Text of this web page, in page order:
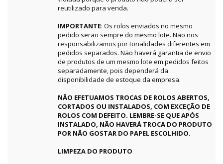
reutilizado para venda.
IMPORTANTE: Os rolos enviados no mesmo
pedido serão sempre do mesmo lote. Não nos
responsabilizamos por tonalidades diferentes em
pedidos separados. Não haverá garantia de envio
de produtos de um mesmo lote em pedidos feitos
separadamente, pois dependerá da
disponibilidade de estoque da empresa.
NÃO EFETUAMOS TROCAS DE ROLOS ABERTOS,
CORTADOS OU INSTALADOS, COM EXCEÇÃO DE
ROLOS COM DEFEITO. LEMBRE-SE QUE APÓS
INSTALADO, NÃO HAVERÁ TROCA DO PRODUTO
POR NÃO GOSTAR DO PAPEL ESCOLHIDO.
LIMPEZA DO PRODUTO